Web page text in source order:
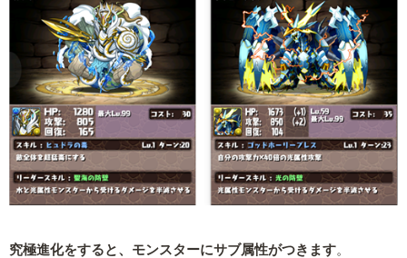
究極進化をすると、モンスターにサブ属性がつきます。